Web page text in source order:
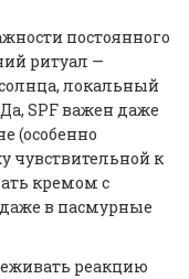
постоянного
ритуал —
локальный
SPF важен даже
(особенно
чувствительной к
кремом с
в пасмурные
реакцию